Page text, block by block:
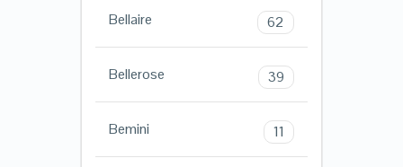
Bellaire 62
Bellerose 39
Bemini 11